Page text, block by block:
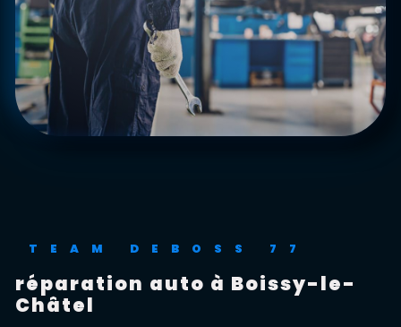
TEAM DEBOSS 77
réparation auto à Boissy-le-
Châtel